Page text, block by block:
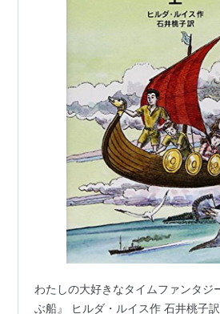
わたしの大好きなタイムファンタジ
ぶ船』 ヒルダ・ルイス作 石井桃子